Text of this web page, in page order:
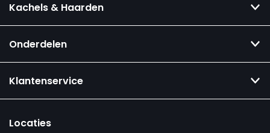
Kachels & Haarden
Onderdelen
Klantenservice
Locaties